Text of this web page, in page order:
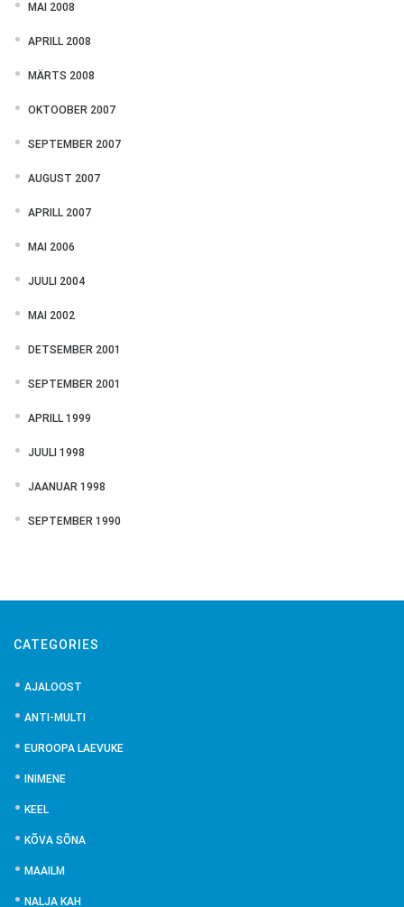
MAI 2008
APRILL 2008
MÄRTS 2008
OKTOOBER 2007
SEPTEMBER 2007
AUGUST 2007
APRILL 2007
MAI 2006
JUULI 2004
MAI 2002
DETSEMBER 2001
SEPTEMBER 2001
APRILL 1999
JUULI 1998
JAANUAR 1998
SEPTEMBER 1990
CATEGORIES
AJALOOST
ANTI-MULTI
EUROOPA LAEVUKE
INIMENE
KEEL
KÕVA SÕNA
MAAILM
NALJA KAH